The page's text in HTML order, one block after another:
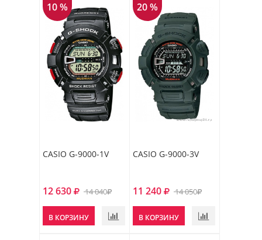
10 %
CASIO G-9000-1V
12 630 14 040
В КОРЗИНУ
20 %
CASIO G-9000-3V
11 240 14 050
В КОРЗИНУ